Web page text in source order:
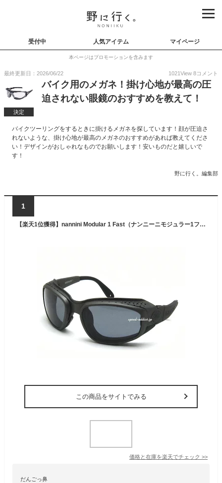
受付中 人気アイテム マイページ
本ページはプロモーションを含みます
最終更新日：2026/06/22 1021View 8コメント
決定
バイク用のメガネ！掛け心地が最高の圧
迫されない眼鏡のおすすめを教えて！
バイクツーリングをするときに掛けるメガネを探しています！顔が圧迫さ
れないような、掛け心地が最高のメガネのおすすめがあれば教えてくださ
い！デザインがおしゃれなものでお願いします！安いものだと嬉しいで
す！
野に行く。編集部
1
【楽天1位獲得】nannini Modular 1 Fast（ナンニーニモジュラー1ファスト）GUNMETAL ガンメタルスモークレンズuvカットバイク用ゴーグルbiker shadeバイカーシェードメガネ眼鏡めがねサングラススポーツメンズレディース男性用女性用
この商品をサイトでみる
価格と在庫を楽天でチェック >>
だんごっ鼻